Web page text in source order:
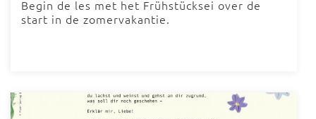
Begin de les met het Frühstücksei over de
start in de zomervakantie.